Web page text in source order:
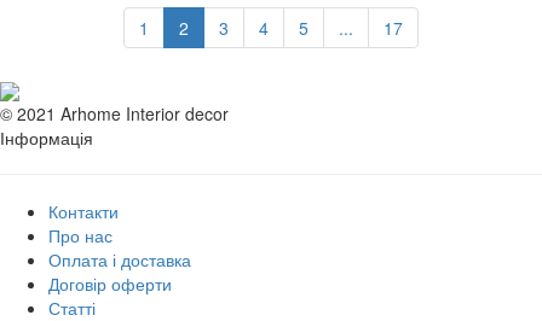
1 2 3 4 5 ... 17
© 2021 Arhome Interior decor
Інформація
Контакти
Про нас
Оплата і доставка
Договір оферти
Статті